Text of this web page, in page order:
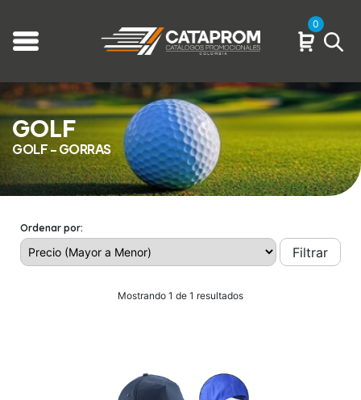
0
GOLF
GOLF - GORRAS
Ordenar por:
Filtrar
Mostrando 1 de 1 resultados